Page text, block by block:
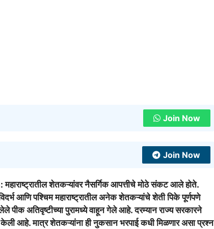
Join Now
Join Now
शेतकऱ्यांवर नैसर्गिक आपत्तीचे मोठे संकट आले होते.
आणि पश्चिम महाराष्ट्रातील अनेक शेतकऱ्यांचे शेती पिके पूर्णपणे
अतिवृष्टीच्या पुरामध्ये वाहून गेले आहे. दरम्यान राज्य सरकारने
आहे. मात्र शेतकऱ्यांना ही नुकसान भरपाई कधी मिळणार असा प्रश्न